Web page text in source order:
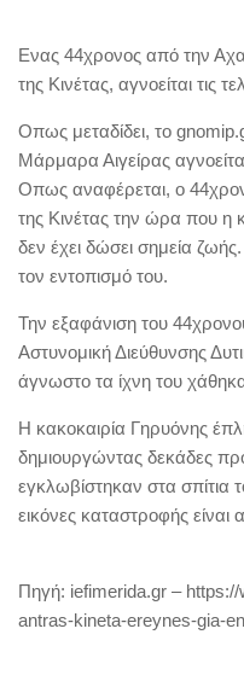
Ενας 44χρονος από την
της Κινέτας, αγνοείται τις
Οπως μεταδίδει, το
Μάρμαρα Αιγείρας
Οπως αναφέρεται, ο
της Κινέτας την ώρα που η
δεν έχει δώσει σημεία
τον εντοπισμό του.
Την εξαφάνιση του
Αστυνομική Διεύθυνσης
άγνωστο τα ίχνη του
Η κακοκαιρία Γηρυόνης
δημιουργώντας δεκάδες
εγκλωβίστηκαν στα σπίτια
εικόνες καταστροφής είναι
Πηγή: iefimerida.gr –
antras-kineta-ereynes-gia-